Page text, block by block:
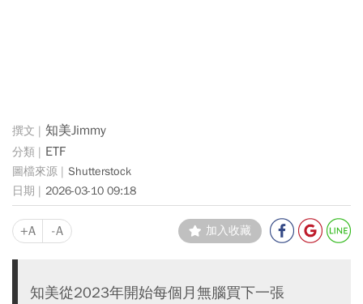
知美Jimmy
ETF
Shutterstock
2026-03-10 09:18
+A -A 加入收藏
知美從2023年開始每個月無腦買下一張